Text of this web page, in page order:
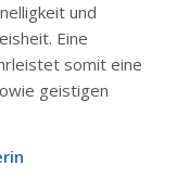
und
Eine
somit eine
geistigen